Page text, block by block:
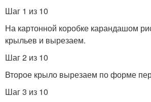
Шаг 1 из 10
На картонной коробке карандашом
крыльев и вырезаем.
Шаг 2 из 10
Второе крыло вырезаем по форме
Шаг 3 из 10